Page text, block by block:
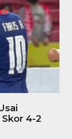
4-2